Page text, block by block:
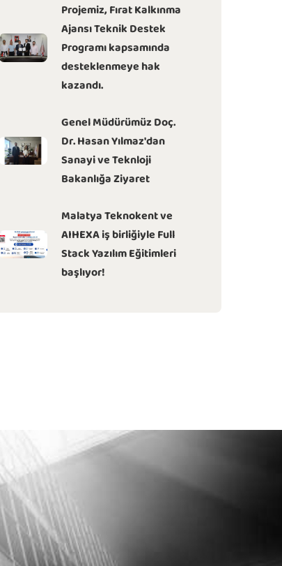
Projemiz, Fırat Kalkınma
Ajansı Teknik Destek
Programı kapsamında
desteklenmeye hak
kazandı.
Genel Müdürümüz Doç.
Dr. Hasan Yılmaz'dan
Sanayi ve Teknloji
Bakanlığa Ziyaret
Malatya Teknokent ve
AIHEXA iş birliğiyle Full
Stack Yazılım Eğitimleri
başlıyor!